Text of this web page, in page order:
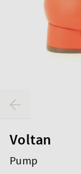
Voltan
Pump